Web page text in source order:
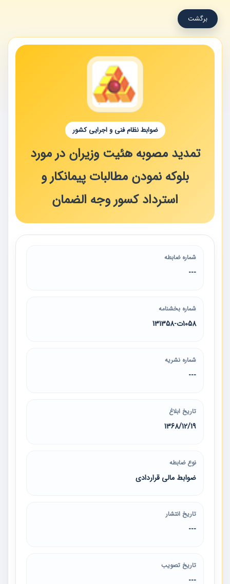
برگشت
ضوابط نظام فنی و اجرایی کشور
تمدید مصوبه هئیت وزیران در مورد
بلوکه نمودن مطالبات پیمانکار و
استرداد کسور وجه الضمان
شماره ضابطه
---
شماره بخشنامه
1058ت-131358
شماره نشریه
---
تاریخ ابلاغ
1368/12/19
نوع ضابطه
ضوابط مالی قراردادی
تاریخ انتشار
---
تاریخ تصویب
---